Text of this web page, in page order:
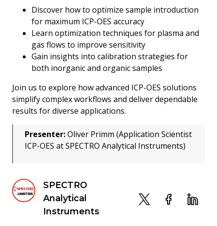
Discover how to optimize sample introduction
for maximum ICP-OES accuracy
Learn optimization techniques for plasma and
gas flows to improve sensitivity
Gain insights into calibration strategies for
both inorganic and organic samples
Join us to explore how advanced ICP-OES solutions
simplify complex workflows and deliver dependable
results for diverse applications.
Presenter:Oliver Primm (Application Scientist
ICP-OES at SPECTRO Analytical Instruments)
SPECTRO
Analytical
Instruments